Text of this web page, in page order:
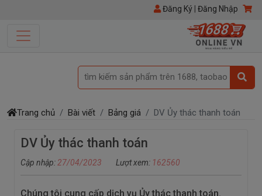
Đăng Ký| Đăng Nhập
tìm kiếm sản phẩm trên 1688, taobao
Trang chủ Bài viết Bảng giá DV Ủy thác thanh toán
DV Ủy thác thanh toán
Cập nhập: 27/04/2023 Lượt xem: 162560
Chúng tôi cung cấp dịch vụ Ủy thác thanh toán.